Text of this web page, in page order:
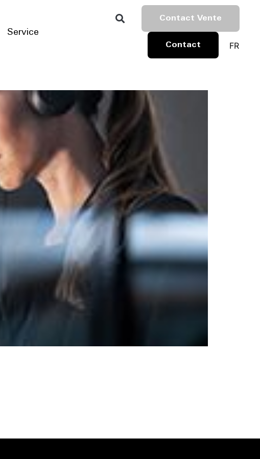
Service
Contact Vente
Contact FR